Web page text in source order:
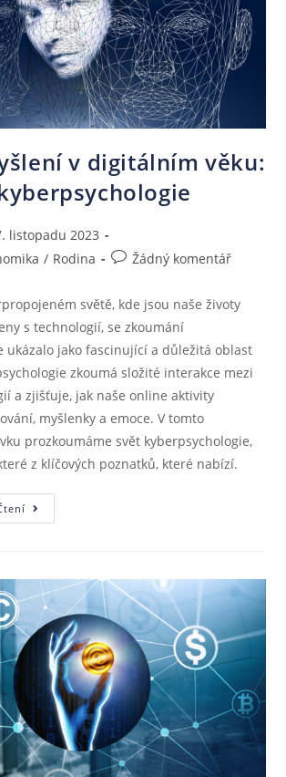
v digitálním věku:
listopadu 2023
/ Rodina Žádný komentář
světě, kde jsou naše životy
s technologií, se zkoumání
ukázalo jako fascinující a důležitá oblast
zkoumá složité interakce mezi
a zjišťuje, jak naše online aktivity
myšlenky a emoce. V tomto
prozkoumáme svět kyberpsychologie,
z klíčových poznatků, které nabízí.